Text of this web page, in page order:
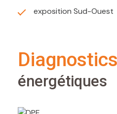
exposition Sud-Ouest
diagnostics
énergétiques